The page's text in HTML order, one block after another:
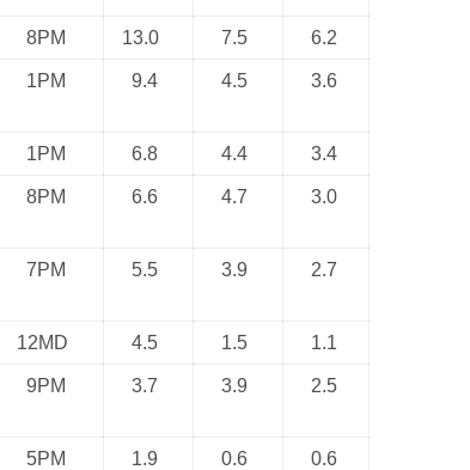
8PM 13.0 7.5 6.2
1PM 9.4 4.5 3.6
1PM 6.8 4.4 3.4
8PM 6.6 4.7 3.0
7PM 5.5 3.9 2.7
12MD 4.5 1.5 1.1
9PM 3.7 3.9 2.5
5PM 1.9 0.6 0.6